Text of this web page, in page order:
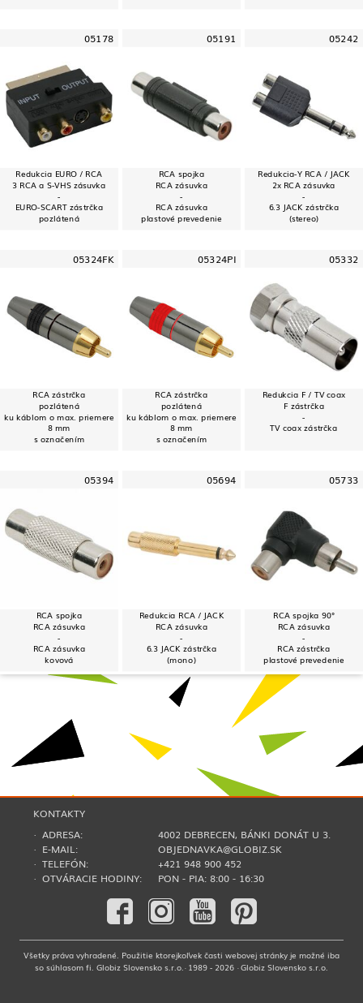
05178
Redukcia EURO / RCA
3 RCA a S-VHS zásuvka
-
EURO-SCART zástrčka
pozlátená
05191
RCA spojka
RCA zásuvka
-
RCA zásuvka
plastové prevedenie
05242
Redukcia-Y RCA / JACK
2x RCA zásuvka
-
6.3 JACK zástrčka
(stereo)
05324FK
RCA zástrčka
pozlátená
ku káblom o max. priemere
8 mm
s označením
05324PI
RCA zástrčka
pozlátená
ku káblom o max. priemere
8 mm
s označením
05332
Redukcia F / TV coax
F zástrčka
-
TV coax zástrčka
05394
RCA spojka
RCA zásuvka
-
RCA zásuvka
kovová
05694
Redukcia RCA / JACK
RCA zásuvka
-
6.3 JACK zástrčka
(mono)
05733
RCA spojka 90°
RCA zásuvka
-
RCA zástrčka
plastové prevedenie
KONTAKTY
· ADRESA:
4002 DEBRECEN, BÁNKI DONÁT U 3.
· E-MAIL:
OBJEDNAVKA@GLOBIZ.SK
· TELEFÓN:
+421 948 900 452
· OTVÁRACIE HODINY:
PON - PIA: 8:00 - 16:30
Všetky práva vyhradené. Použitie ktorejkoľvek časti webovej stránky je možné iba
so súhlasom fi. Globiz Slovensko s.r.o.· 1989 - 2026 · Globiz Slovensko s.r.o.